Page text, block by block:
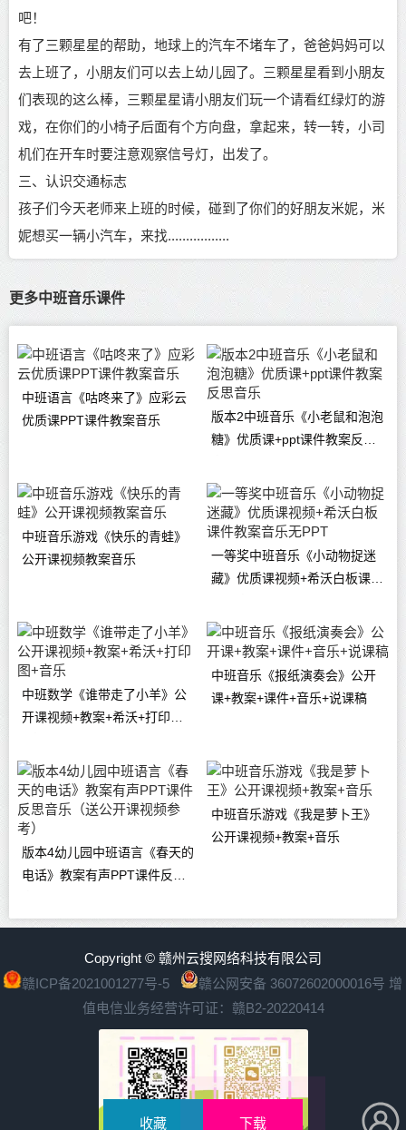
吧！
有了三颗星星的帮助，地球上的汽车不堵车了，爸爸妈妈可以
去上班了，小朋友们可以去上幼儿园了。三颗星星看到小朋友
们表现的这么棒，三颗星星请小朋友们玩一个请看红绿灯的游
戏，在你们的小椅子后面有个方向盘，拿起来，转一转，小司
机们在开车时要注意观察信号灯，出发了。
三、认识交通标志
孩子们今天老师来上班的时候，碰到了你们的好朋友米妮，米
妮想买一辆小汽车，来找.................
更多中班音乐课件
中班语言《咕咚来了》应彩云
优质课PPT课件教案音乐
版本2中班音乐《小老鼠和泡泡
糖》优质课+ppt课件教案反思
中班音乐游戏《快乐的青蛙》
公开课视频教案音乐
一等奖中班音乐《小动物捉迷
藏》优质课视频+希沃白板课件
中班数学《谁带走了小羊》公
开课视频+教案+希沃+打印图
中班音乐《报纸演奏会》公开
课+教案+课件+音乐+说课稿
版本4幼儿园中班语言《春天的
电话》教案有声PPT课件反思
中班音乐游戏《我是萝卜王》
公开课视频+教案+音乐
收藏 下载
Copyright © 赣州云搜网络科技有限公司
赣ICP备2021001277号-5
赣公网安备 36072602000016号 增
值电信业务经营许可证：赣B2-20220414